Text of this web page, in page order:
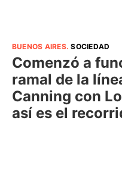
BUENOS AIRES.SOCIEDAD
Comenzó a
ramal de la
Canning con
así es el